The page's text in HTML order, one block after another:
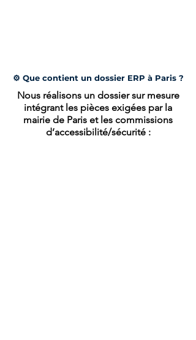
⚙️ Que contient un dossier ERP à Paris ?
Nous réalisons un dossier sur mesure
intégrant les pièces exigées par la
mairie de Paris et les commissions
d’accessibilité/sécurité :